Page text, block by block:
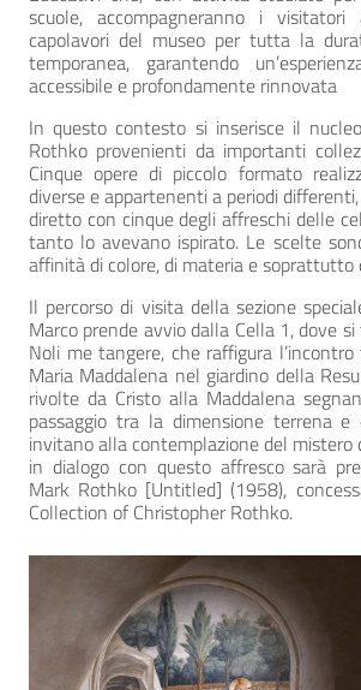
scuole, accompagneranno i
capolavori del museo per tutta la
temporanea, garantendo
accessibile e profondamente rinnovata
In questo contesto si inserisce il
Rothko provenienti da importanti
Cinque opere di piccolo formato
diverse e appartenenti a periodi
diretto con cinque degli affreschi delle
tanto lo avevano ispirato. Le scelte
affinità di colore, di materia e soprattutto
Il percorso di visita della sezione
Marco prende avvio dalla Cella 1, dove
Noli me tangere, che raffigura
Maria Maddalena nel giardino della
rivolte da Cristo alla Maddalena
passaggio tra la dimensione terrena
invitano alla contemplazione del mistero
in dialogo con questo affresco sarà
Mark Rothko [Untitled] (1958),
Collection of Christopher Rothko.